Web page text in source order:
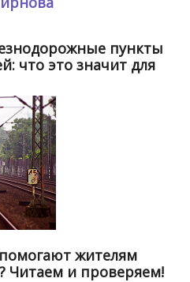
пункты
что это значит для
жителям
Читаем и проверяем!